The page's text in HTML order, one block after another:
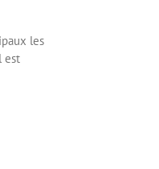
les
est